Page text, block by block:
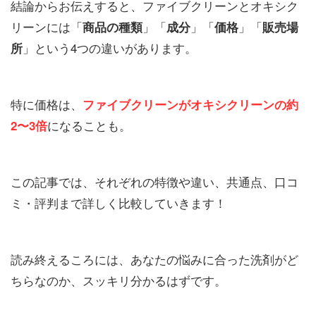
結論からお伝えすると、ファイブクリーンとオキシク
リーンには「商品の種類」「成分 」「価格 」「販売場
所 」という4つの違いがあります。
特に価格は、 ファイブクリーンがオキシクリーンの約
2〜3倍になることも。
この記事では、それぞれの特徴や違い、共通点、口コ
ミ・評判まで詳しく比較していきます！
読み終えるころには、あなたの悩みに合った洗剤がど
ちらなのか、スッキリ分かるはずです。